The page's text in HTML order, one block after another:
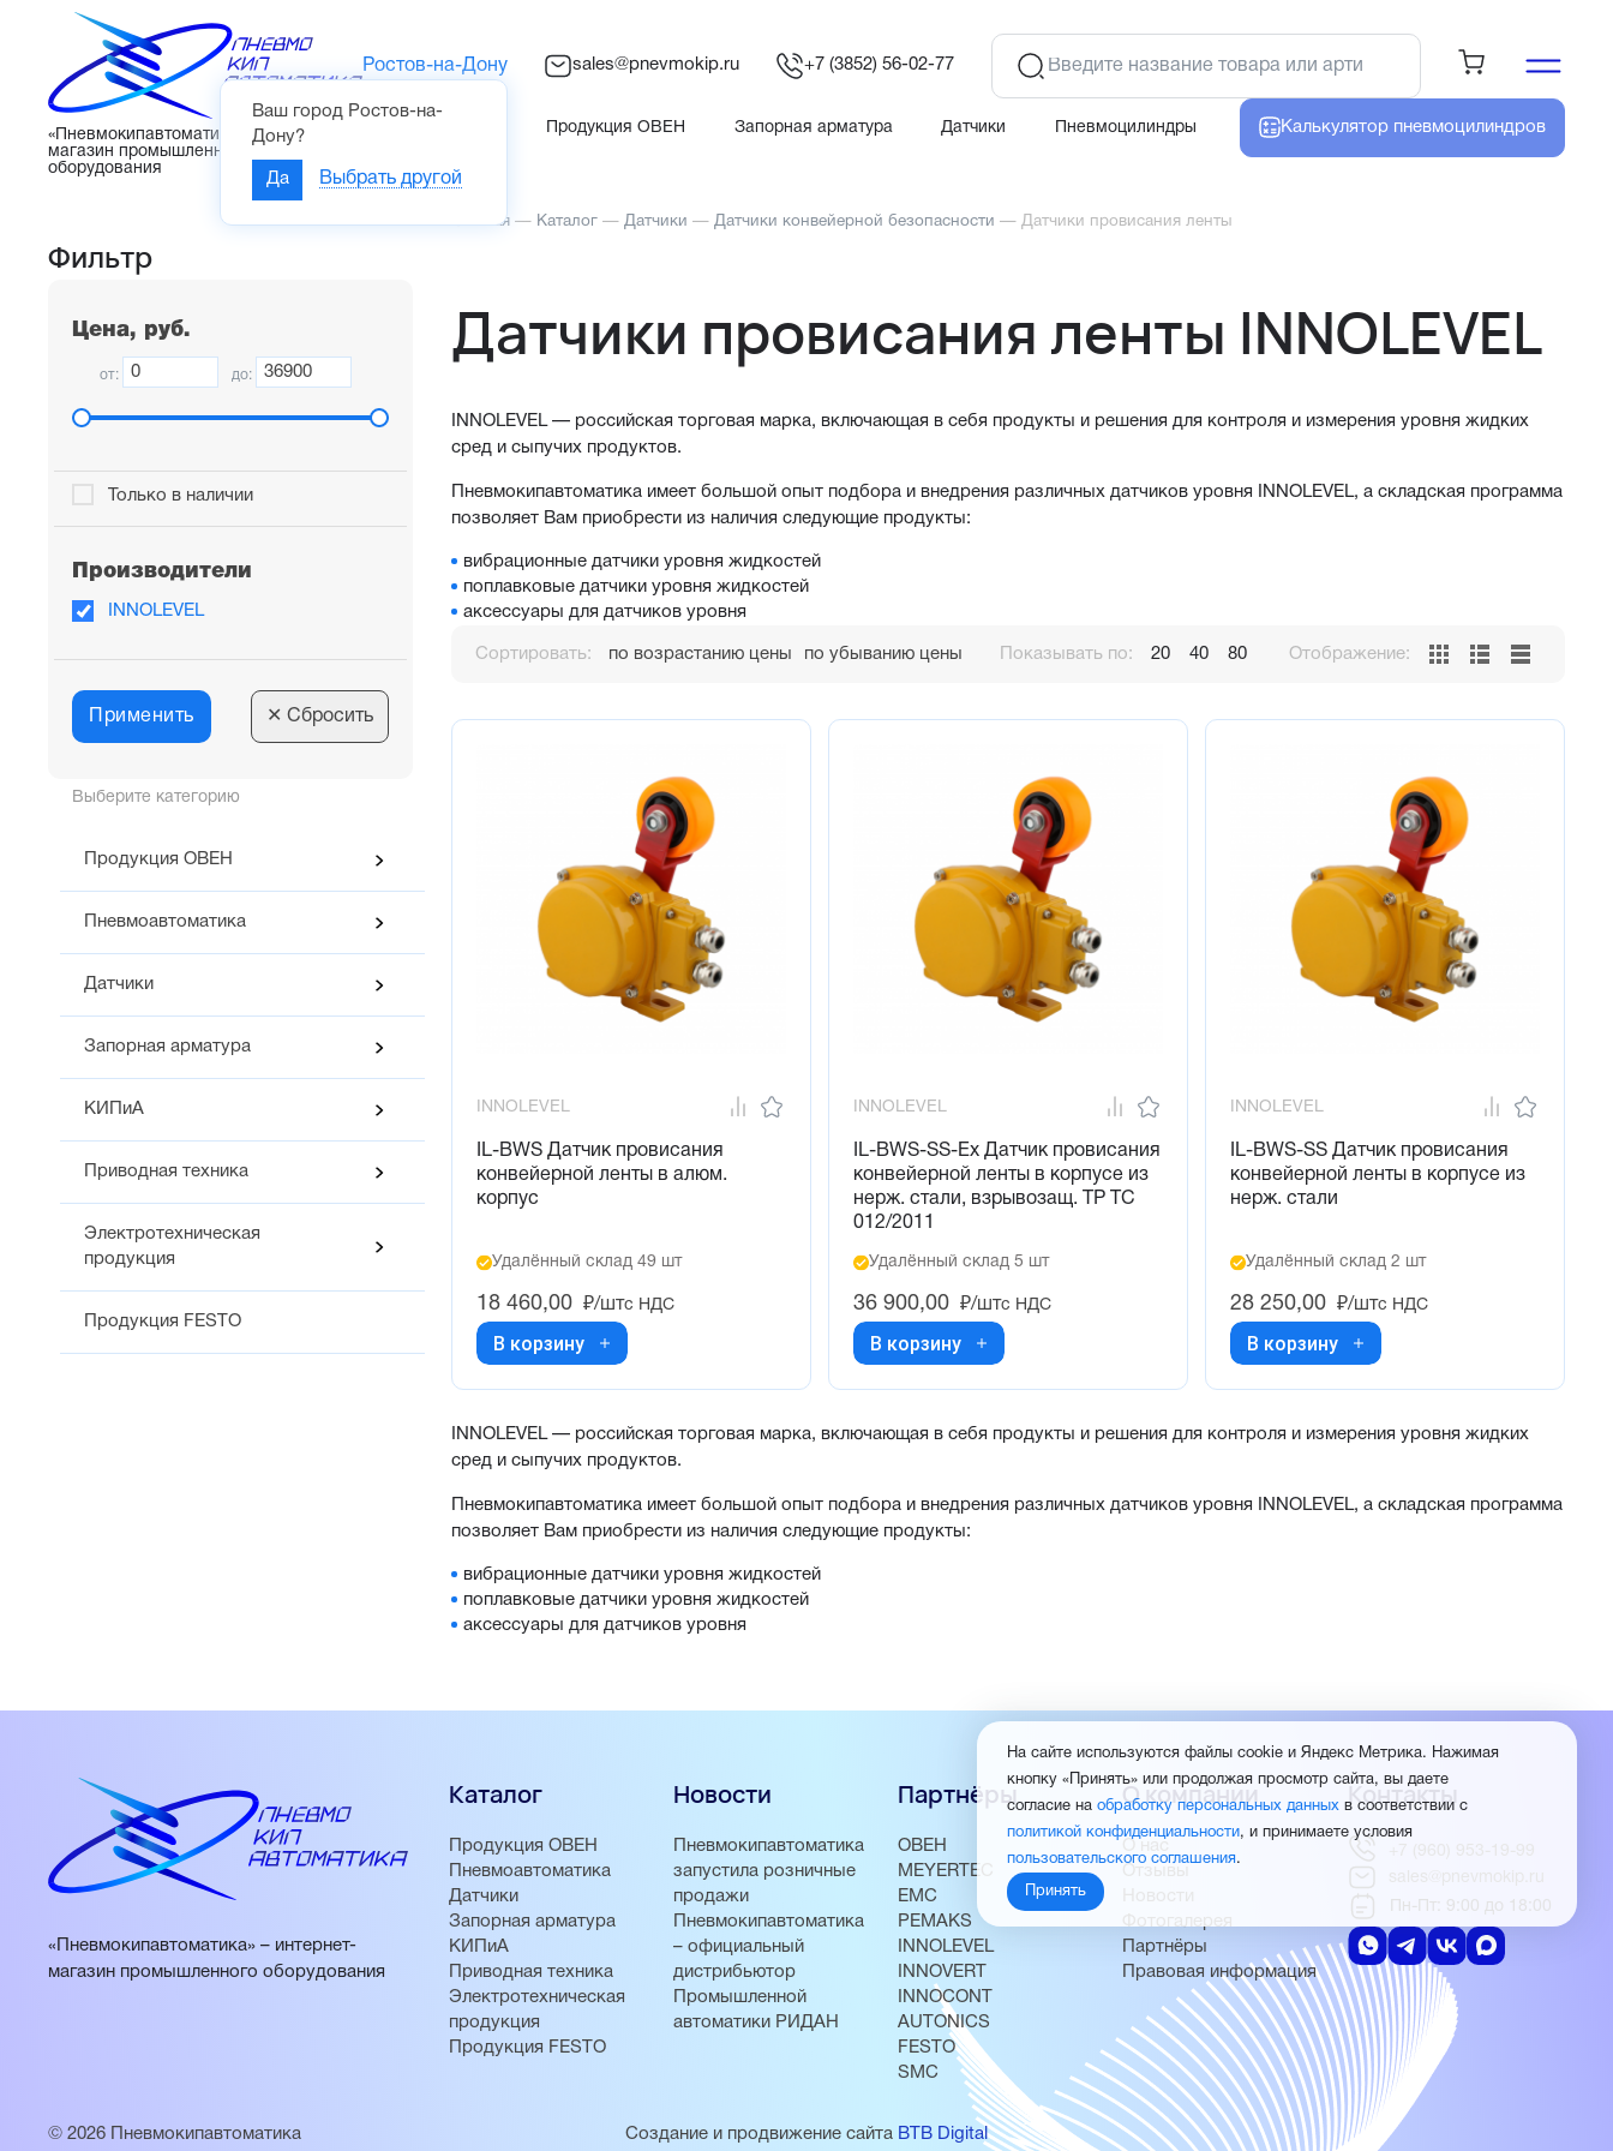
«Пневмокипавтоматика» – интернет-
магазин промышленного
оборудования
Ростов-на-Дону
Ваш город Ростов-на-
Дону?
Да Выбрать другой
sales@pnevmokip.ru +7 (3852) 56-02-77
Продукция ОВЕН Запорная арматура Датчики Пневмоцилиндры Калькулятор пневмоцилиндров
Выберите категорию
Продукция ОВЕН
Пневмоавтоматика
Датчики
Запорная арматура
КИПиА
Приводная техника
Электротехническая
продукция
Продукция FESTO
Фильтр
Цена, руб.
от: до:
Только в наличии
Производители
INNOLEVEL
Применить ✕ Сбросить
Главная — Каталог — Датчики — Датчики конвейерной безопасности — Датчики провисания ленты
Датчики провисания ленты INNOLEVEL
INNOLEVEL — российская торговая марка, включающая в себя продукты и решения для контроля и измерения уровня жидких
сред и сыпучих продуктов.
Пневмокипавтоматика имеет большой опыт подбора и внедрения различных датчиков уровня INNOLEVEL, а складская программа
позволяет Вам приобрести из наличия следующие продукты:
вибрационные датчики уровня жидкостей
поплавковые датчики уровня жидкостей
аксессуары для датчиков уровня
Сортировать: по возрастанию цены по убыванию цены Показывать по: 20 40 80 Отображение:
INNOLEVEL
IL-BWS Датчик провисания
конвейерной ленты в алюм.
корпус
Удалённый склад 49 шт
18 460,00 ₽/штс НДС
В корзину
INNOLEVEL
IL-BWS-SS-Ex Датчик провисания
конвейерной ленты в корпусе из
нерж. стали, взрывозащ. ТР ТС
012/2011
Удалённый склад 5 шт
36 900,00 ₽/штс НДС
В корзину
INNOLEVEL
IL-BWS-SS Датчик провисания
конвейерной ленты в корпусе из
нерж. стали
Удалённый склад 2 шт
28 250,00 ₽/штс НДС
В корзину
INNOLEVEL — российская торговая марка, включающая в себя продукты и решения для контроля и измерения уровня жидких
сред и сыпучих продуктов.
Пневмокипавтоматика имеет большой опыт подбора и внедрения различных датчиков уровня INNOLEVEL, а складская программа
позволяет Вам приобрести из наличия следующие продукты:
вибрационные датчики уровня жидкостей
поплавковые датчики уровня жидкостей
аксессуары для датчиков уровня
«Пневмокипавтоматика» – интернет-
магазин промышленного оборудования
Каталог
Продукция ОВЕН
Пневмоавтоматика
Датчики
Запорная арматура
КИПиА
Приводная техника
Электротехническая
продукция
Продукция FESTO
Новости
Пневмокипавтоматика
запустила розничные
продажи
Пневмокипавтоматика
– официальный
дистрибьютор
Промышленной
автоматики РИДАН
Партнёры
ОВЕН
MEYERTEC
EMC
PEMAKS
INNOLEVEL
INNOVERT
INNOCONT
AUTONICS
FESTO
SMC
О компании
О нас
Отзывы
Новости
Фотогалерея
Партнёры
Правовая информация
Контакты
+7 (960) 953-19-99
sales@pnevmokip.ru
Пн-Пт: 9:00 до 18:00
© 2026 Пневмокипавтоматика Создание и продвижение сайта BTB Digital
На сайте используются файлы cookie и Яндекс Метрика. Нажимая
кнопку «Принять» или продолжая просмотр сайта, вы даете
согласие на обработку персональных данных в соответствии с
политикой конфиденциальности, и принимаете условия
пользовательского соглашения.
Принять